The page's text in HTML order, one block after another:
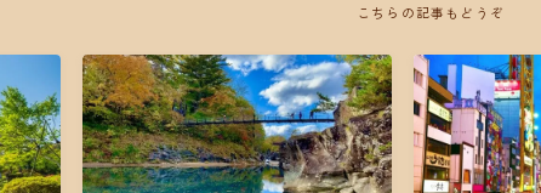
こちらの記事もどうぞ